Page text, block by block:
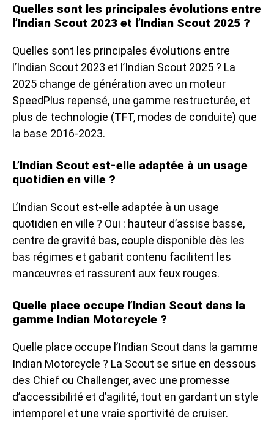
Quelles sont les principales évolutions entre
l’Indian Scout 2023 et l’Indian Scout 2025 ?
Quelles sont les principales évolutions entre
l’Indian Scout 2023 et l’Indian Scout 2025 ? La
2025 change de génération avec un moteur
SpeedPlus repensé, une gamme restructurée, et
plus de technologie (TFT, modes de conduite) que
la base 2016-2023.
L’Indian Scout est-elle adaptée à un usage
quotidien en ville ?
L’Indian Scout est-elle adaptée à un usage
quotidien en ville ? Oui : hauteur d’assise basse,
centre de gravité bas, couple disponible dès les
bas régimes et gabarit contenu facilitent les
manœuvres et rassurent aux feux rouges.
Quelle place occupe l’Indian Scout dans la
gamme Indian Motorcycle ?
Quelle place occupe l’Indian Scout dans la gamme
Indian Motorcycle ? La Scout se situe en dessous
des Chief ou Challenger, avec une promesse
d’accessibilité et d’agilité, tout en gardant un style
intemporel et une vraie sportivité de cruiser.